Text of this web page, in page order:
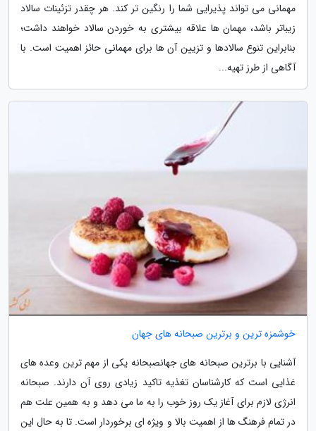
مهمانی می تواند پذیرایی شما را رنگین تر کند. هر چقدر تزئینات سالاد
زیباتر باشد، مهمان ها علاقه بیشتری به خوردن سالاد خواهند داشت؛
بنابراین تنوع سالادها و تزیین آن ها برای مهمانی حائز اهمیت است. با
آگاهی از طرز تهیه...
خوشمزه ترین و برترین صبحانه های جهان
آشنایی با برترین صبحانه های جهانصبحانه یکی از مهم ترین وعده های
غذایی است که کارشناسان تغذیه تاکید زیادی روی آن دارند. صبحانه
انرژی لازم برای آغاز یک روز خوب را به ما می دهد و به همین علت هم
در تمام فرهنگ ها از اهمیت بالا و ویژه ای برخوردار است. تا به حال این